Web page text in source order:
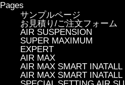
Pages
サンプルページ
お見積り/ご注文フォーム
AIR SUSPENSION
SUPER MAXIMUM
EXPERT
AIR MAX
AIR MAX SMART INATALL
AIR MAX SMART INATALL